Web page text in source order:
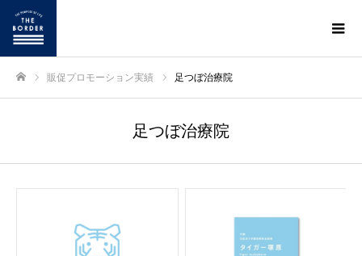
販促プロモーション実績 足つぼ治療院
足つぼ治療院